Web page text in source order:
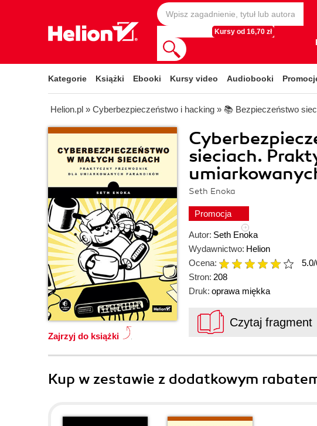
Kursy od 16,70 zł
Kategorie Książki Ebooki Kursy video Audiobooki
Helion.pl » Cyberbezpieczeństwo i hacking » 📚 Bezpieczeństwo
sieciach.
Seth Enoka
Promocja
Zajrzyj do książki
Autor: Seth Enoka
Wydawnictwo: Helion
Ocena:
5.0/
Stron: 208
Druk: oprawa miękka
Czytaj fragment
Kup w zestawie z dodatkowym